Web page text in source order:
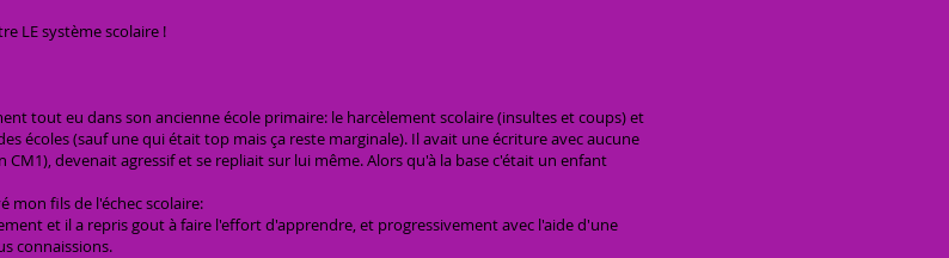
LE système scolaire !
tout eu dans son ancienne école primaire: le harcèlement scolaire (insultes et coups) et
écoles (sauf une qui était top mais ça reste marginale). Il avait une écriture avec aucune
devenait agressif et se repliait sur lui même. Alors qu'à la base c'était un enfant
mon fils de l'échec scolaire:
et il a repris gout à faire l'effort d'apprendre, et progressivement avec l'aide d'une
connaissions.